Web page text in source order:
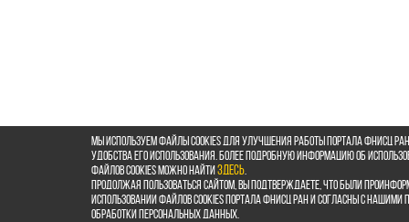
Мы используем файлы cookies для улучшения работы портала ФНИСЦ
удобства его использования. Более подробную информацию об
файлов cookies можно найтиздесь.
Продолжая пользоваться сайтом, Вы подтверждаете, что были
использовании файлов cookies портала ФНИСЦ РАН и согласны с нашими
обработки персональных данных.